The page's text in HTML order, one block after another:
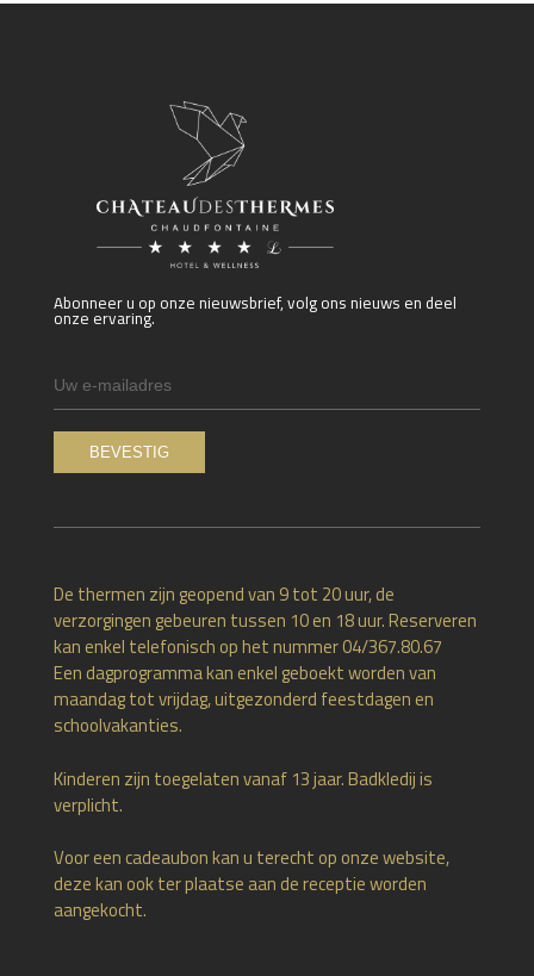
Abonneer u op onze nieuwsbrief, volg ons nieuws en deel
onze ervaring.
De thermen zijn geopend van 9 tot 20 uur, de
verzorgingen gebeuren tussen 10 en 18 uur. Reserveren
kan enkel telefonisch op het nummer 04/367.80.67
Een dagprogramma kan enkel geboekt worden van
maandag tot vrijdag, uitgezonderd feestdagen en
schoolvakanties.
Kinderen zijn toegelaten vanaf 13 jaar. Badkledij is
verplicht.
Voor een cadeaubon kan u terecht op onze website,
deze kan ook ter plaatse aan de receptie worden
aangekocht.